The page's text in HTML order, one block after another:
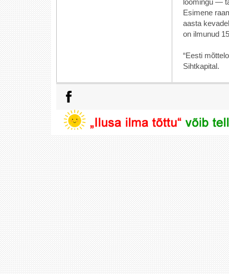
loomingu —
Esimene
aasta
on ilmunud
“Eesti
Sihtkapital.